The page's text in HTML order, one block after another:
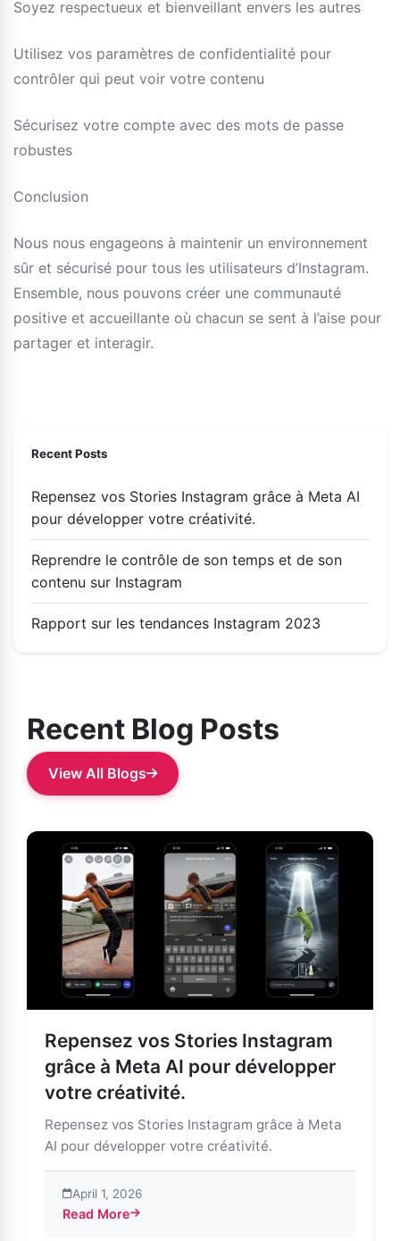
Soyez respectueux et bienveillant envers les autres
Utilisez vos paramètres de confidentialité pour
contrôler qui peut voir votre contenu
Sécurisez votre compte avec des mots de passe
robustes
Conclusion
Nous nous engageons à maintenir un environnement
sûr et sécurisé pour tous les utilisateurs d’Instagram.
Ensemble, nous pouvons créer une communauté
positive et accueillante où chacun se sent à l’aise pour
partager et interagir.
Recent Posts
Repensez vos Stories Instagram grâce à Meta AI
pour développer votre créativité.
Reprendre le contrôle de son temps et de son
contenu sur Instagram
Rapport sur les tendances Instagram 2023
Recent Blog Posts
View All Blogs
Repensez vos Stories Instagram
grâce à Meta AI pour développer
votre créativité.
Repensez vos Stories Instagram grâce à Meta
AI pour développer votre créativité.
April 1, 2026
Read More
about Repensez vos Stories Instagram grâce à